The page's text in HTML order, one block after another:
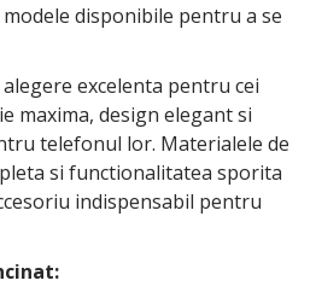
disponibile pentru a se
excelenta pentru cei
maxima, design elegant si
telefonul lor. Materialele de
si functionalitatea sporita
indispensabil pentru